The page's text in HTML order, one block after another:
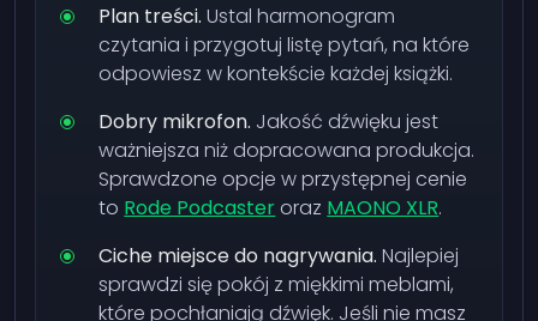
Plan treści. Ustal harmonogram
czytania i przygotuj listę pytań, na które
odpowiesz w kontekście każdej książki.
Dobry mikrofon. Jakość dźwięku jest
ważniejsza niż dopracowana produkcja.
Sprawdzone opcje w przystępnej cenie
to Rode Podcaster oraz MAONO XLR.
Ciche miejsce do nagrywania. Najlepiej
sprawdzi się pokój z miękkimi meblami,
które pochłaniają dźwięk. Jeśli nie masz